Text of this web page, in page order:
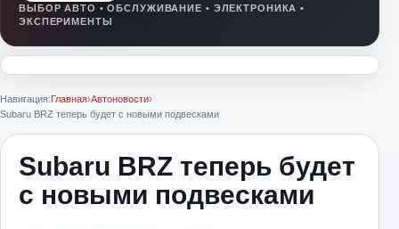
Навигация:Главная›Автоновости›
Subaru BRZ теперь будет с новыми подвесками
Subaru BRZ теперь будет
с новыми подвесками